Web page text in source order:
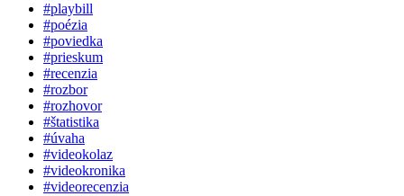
#playbill
#poézia
#poviedka
#prieskum
#recenzia
#rozbor
#rozhovor
#štatistika
#úvaha
#videokolaz
#videokronika
#videorecenzia